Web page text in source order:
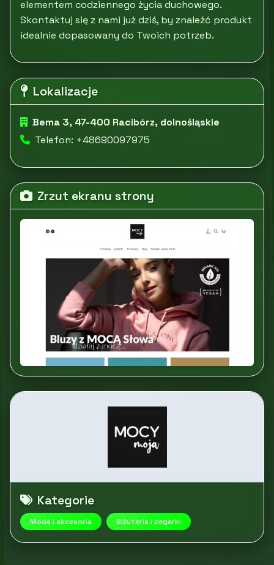
elementem codziennego życia duchowego.
Skontaktuj się z nami już dziś, by znaleźć produkt
idealnie dopasowany do Twoich potrzeb.
Lokalizacje
Bema 3, 47-400 Racibórz, dolnośląskie
Telefon: +48690097975
Zrzut ekranu strony
Kategorie
Moda i akcesoria Biżuteria i zegarki